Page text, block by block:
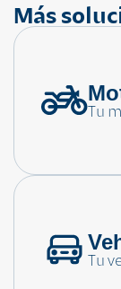
Más
Tu
Tu